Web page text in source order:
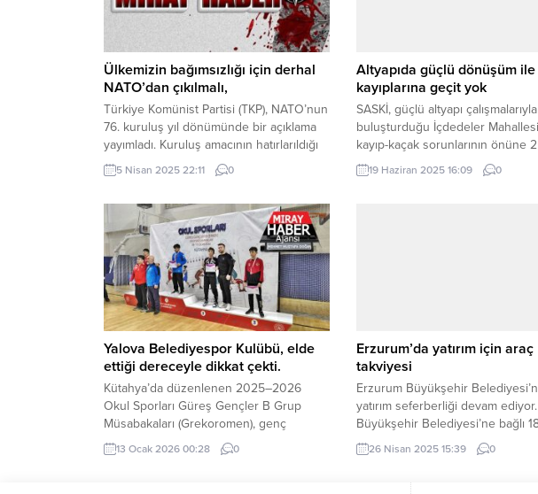
Ülkemizin bağımsızlığı için derhal
NATO’dan çıkılmalı,
Türkiye Komünist Partisi (TKP), NATO’nun
76. kuruluş yıl dönümünde bir açıklama
yayımladı. Kuruluş amacının hatırlarıldığı
açıklamada, dünyanın en kanlı ve en
büyük terör örgütü için “ülkemizin
İktidarıyla, muhalefetiyle tüm düzen
partilerinin NAtO’ya bağlılıklarını
açıklamalarında şaşılacak bir şey
olmadığını öte yandan iktidar tarafından
halkın ayaklanmasının “dış güçlerin
oyunu”...
5 Nisan 2025 22:11 0
Altyapıda güçlü dönüşüm ile
kayıplarına geçit yok
SASKİ, güçlü altyapı çalışmalarıyla
buluşturduğu İçdedeler
kayıp-kaçak sorunlarının önüne
500 metrelik yeni hat ile geçiyor.
SAKARYA (İGFA) – Sakarya
19 Haziran 2025 16:09 0
Yalova Belediyespor Kulübü, elde
ettiği dereceyle dikkat çekti.
Kütahya’da düzenlenen 2025–2026
Okul Sporları Güreş Gençler B Grup
Müsabakaları (Grekoromen), genç
güreşçilerin kıyasıya mücadelesine
sahne oldu. Türkiye’nin farklı illerinden
13 Ocak 2026 00:28 0
Erzurum’da yatırım için araç
takviyesi
Erzurum Büyükşehir
yatırım seferberliği devam ediyor.
Büyükşehir Belediyesi’ne bağlı
filosu düzenlenen törenle tanıtıldı.
ERZURUM (İGFA) – Miting ve
26 Nisan 2025 15:39 0